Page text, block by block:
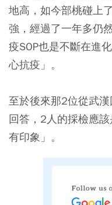
地高，如今部桃碰上
強，經過了一年多仍
疫SOP也是不斷在進
心抗疫」。
至於後來那2位從武
回答，2人的採檢應
有印象」。